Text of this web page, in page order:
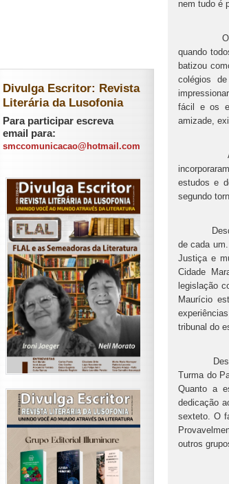
nem tudo é
O grupo,
quando
batizou
colégios
fácil e os
amizade,
A raiz
estudos e
segundo
Desde
de cada
Justiça e
Cidade
legislação
Maurício
tribunal do
Turma do
Quanto a
dedicação
sexteto. O
outros
Não se
Divulga Escritor: Revista
Literária da Lusofonia
Para participar escreva
email para:
smccomunicacao@hotmail.com